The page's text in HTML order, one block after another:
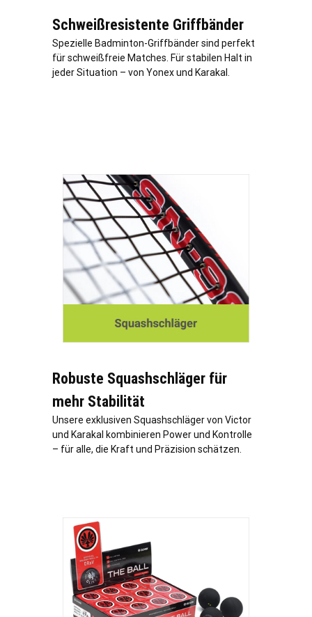
Schweißresistente Griffbänder
Spezielle Badminton-Griffbänder sind perfekt
für schweißfreie Matches. Für stabilen Halt in
jeder Situation – von Yonex und Karakal.
Robuste Squashschläger für
mehr Stabilität
Unsere exklusiven Squashschläger von Victor
und Karakal kombinieren Power und Kontrolle
– für alle, die Kraft und Präzision schätzen.